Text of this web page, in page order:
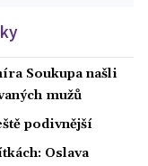
Soukupa našli
mužů
podivnější
Oslava